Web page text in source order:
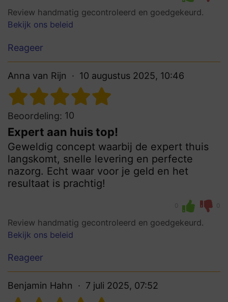
Review handmatig gecontroleerd en goedgekeurd.
Bekijk ons beleid
Reageer
Anna van Rijn 10 augustus 2025, 10:46
Beoordeling: 10
Expert aan huis top!
Geweldig concept waarbij de expert thuis
langskomt, snelle levering en perfecte
nazorg. Echt waar voor je geld en het
resultaat is prachtig!
0 0
Review handmatig gecontroleerd en goedgekeurd.
Bekijk ons beleid
Reageer
Benjamin Hahn 7 juli 2025, 07:52